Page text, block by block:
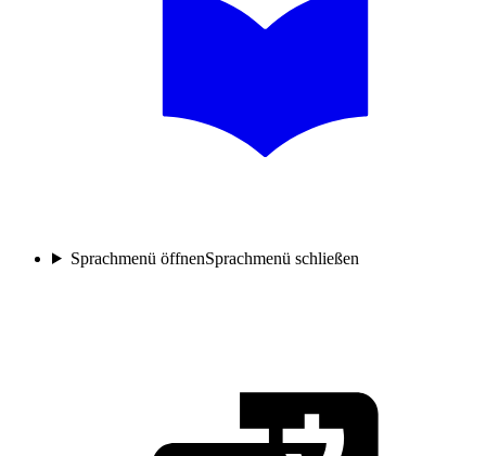
Sprachmenü öffnenSprachmenü schließen